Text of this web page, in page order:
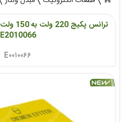
E2010066
E۰۰۱۰۰۶۶